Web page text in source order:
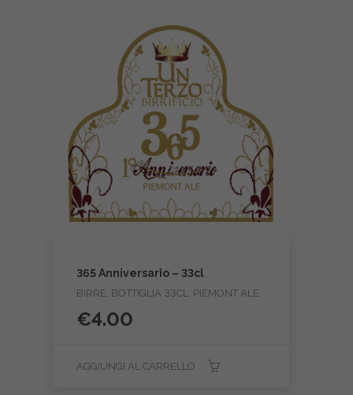
365 Anniversario – 33cl
BIRRE, BOTTIGLIA 33CL, PIEMONT ALE
€4.00
AGGIUNGI AL CARRELLO